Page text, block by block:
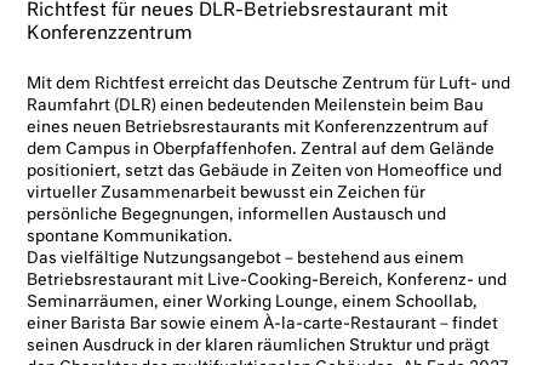
Richtfest für neues DLR-Betriebsrestaurant mit
Konferenzzentrum
Mit dem Richtfest erreicht das Deutsche Zentrum für Luft- und
Raumfahrt (DLR) einen bedeutenden Meilenstein beim Bau
eines neuen Betriebsrestaurants mit Konferenzzentrum auf
dem Campus in Oberpfaffenhofen. Zentral auf dem Gelände
positioniert, setzt das Gebäude in Zeiten von Homeoffice und
virtueller Zusammenarbeit bewusst ein Zeichen für
persönliche Begegnungen, informellen Austausch und
spontane Kommunikation.
Das vielfältige Nutzungsangebot – bestehend aus einem
Betriebsrestaurant mit Live-Cooking-Bereich, Konferenz- und
Seminarräumen, einer Working Lounge, einem Schoollab,
einer Barista Bar sowie einem À-la-carte-Restaurant – findet
seinen Ausdruck in der klaren räumlichen Struktur und prägt